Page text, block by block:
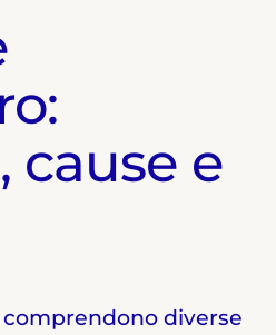
cause e
diverse